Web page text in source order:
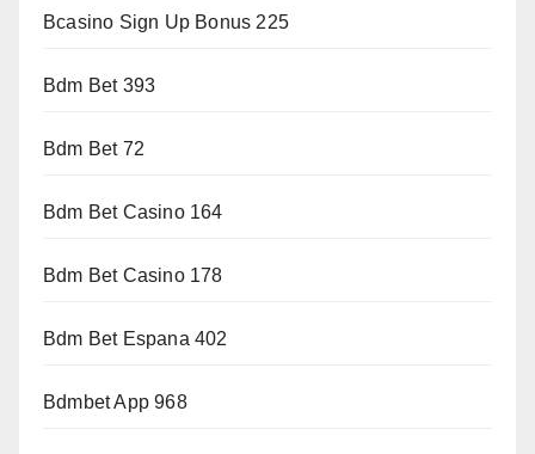
Bcasino Sign Up Bonus 225
Bdm Bet 393
Bdm Bet 72
Bdm Bet Casino 164
Bdm Bet Casino 178
Bdm Bet Espana 402
Bdmbet App 968